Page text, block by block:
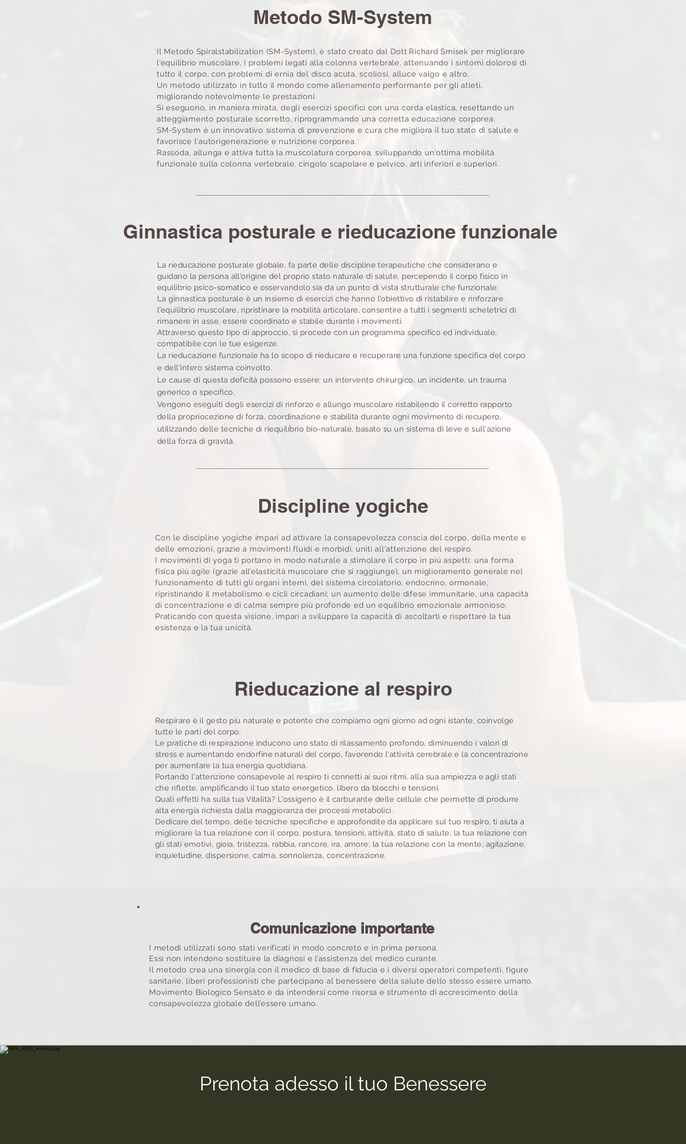
Metodo SM-System
Il Metodo Spiralstabilization (SM-System), è stato creato dal Dott.Richard Smisek per migliorare
l'equilibrio muscolare, i problemi legati alla colonna vertebrale, attenuando i sintomi dolorosi di
tutto il corpo, con problemi di ernia del disco acuta, scoliosi, alluce valgo e altro.
Un metodo utilizzato in tutto il mondo come allenamento performante per gli atleti,
migliorando notevolmente le prestazioni.
Si eseguono, in maniera mirata, degli esercizi specifici con una corda elastica, resettando un
atteggiamento posturale scorretto, riprogrammando una corretta educazione corporea.
SM-System è un innovativo sistema di prevenzione e cura che migliora il tuo stato di salute e
favorisce l'autorigenerazione e nutrizione corporea.
Rassoda, allunga e attiva tutta la muscolatura corporea, sviluppando un'ottima mobilità
funzionale sulla colonna vertebrale, cingolo scapolare e pelvico, arti inferiori e superiori.
Ginnastica posturale e rieducazione funzionale
La rieducazione posturale globale, fa parte delle discipline terapeutiche che considerano e
guidano la persona all'origine del proprio stato naturale di salute, percependo il corpo fisico in
equilibrio psico-somatico e osservandolo sia da un punto di vista strutturale che funzionale.
La ginnastica posturale è un insieme di esercizi che hanno l'obiettivo di ristabilire e rinforzare
l'equilibrio muscolare, ripristinare la mobilità articolare, consentire a tutti i segmenti scheletrici di
rimanere in asse, essere coordinato e stabile durante i movimenti.
Attraverso questo tipo di approccio, si procede con un programma specifico ed individuale,
compatibile con le tue esigenze.
La rieducazione funzionale ha lo scopo di rieducare e recuperare una funzione specifica del corpo
e dell'intero sistema coinvolto.
Le cause di questa deficità possono essere: un intervento chirurgico, un incidente, un trauma
generico o specifico.
Vengono eseguiti degli esercizi di rinforzo e allungo muscolare ristabilendo il corretto rapporto
della propriocezione di forza, coordinazione e stabilità durante ogni movimento di recupero,
utilizzando delle tecniche di riequilibrio bio-naturale, basato su un sistema di leve e sull'azione
della forza di gravità.
Discipline yogiche
Con le discipline yogiche impari ad attivare la consapevolezza conscia del corpo, della mente e
delle emozioni, grazie a movimenti fluidi e morbidi, uniti all'attenzione del respiro.
I movimenti di yoga ti portano in modo naturale a stimolare il corpo in più aspetti: una forma
fisica più agile (grazie all’elasticità muscolare che si raggiunge), un miglioramento generale nel
funzionamento di tutti gliorgani interni, del sistema circolatorio, endocrino, ormonale,
ripristinando il metabolismo e cicli circadiani; un aumento delle difese immunitarie, una capacità
di concentrazione e di calma sempre più profonde ed un equilibrio emozionale armonioso.
Praticando con questa visione, impari a sviluppare la capacità di ascoltarti e rispettare la tua
esistenza e la tua unicità.
Rieducazione al respiro
Respirare è il gesto più naturale e potente che compiamo ogni giorno ad ogni istante, coinvolge
tutte le parti del corpo.
Le pratiche di respirazione inducono uno stato di rilassamento profondo, diminuendo i valori di
stress e aumentando endorfine naturali del corpo, favorendo l'attività cerebrale e la concentrazione
per aumentare la tua energia quotidiana.
Portando l'attenzione consapevole al respiro ti connetti ai suoi ritmi, alla sua ampiezza e agli stati
che riflette, amplificando il tuo stato energetico, libero da blocchi e tensioni.
Quali effetti ha sulla tua Vitalità? L'ossigeno è il carburante delle cellule che permette di produrre
alta energia richiesta dalla maggioranza dei processi metabolici.
Dedicare del tempo, delle tecniche specifiche e approfondite da applicare sul tuo respiro, ti aiuta a
migliorare la tua relazione con il corpo, postura, tensioni, attività, stato di salute; la tua relazione con
gli stati emotivi, gioia, tristezza, rabbia, rancore, ira, amore; la tua relazione con la mente, agitazione,
inquietudine, dispersione, calma, sonnolenza, concentrazione.
Comunicazione importante
I metodi utilizzati sono stati verificati in modo concreto e in prima persona.
Essi non intendono sostituire la diagnosi e l’assistenza del medico curante.
Il metodo crea una sinergia con il medico di base di fiducia e i diversi operatori competenti, figure
sanitarie, liberi professionisti che partecipano al benessere della salute dello stesso essere umano.
Movimento Biologico Sensato è da intendersi come risorsa e strumento di accrescimento della
consapevolezza globale dell’essere umano.
Prenota adesso il tuo Benessere